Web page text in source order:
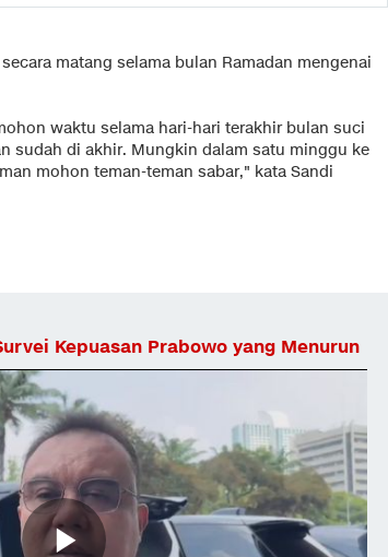
matang selama bulan Ramadan mengenai
waktu selama hari-hari terakhir bulan suci
sudah di akhir. Mungkin dalam satu minggu ke
mohon teman-teman sabar," kata Sandi
Kepuasan Prabowo yang Menurun